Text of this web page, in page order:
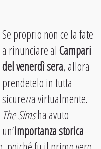
Se proprio non ce la fate
a rinunciare alCampari
del venerdì sera, allora
prendetelo in tutta
sicurezza virtualmente.
The Simsha avuto
un’importanza storica